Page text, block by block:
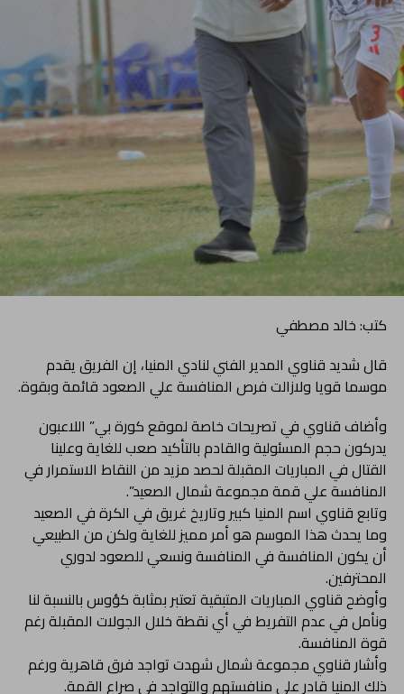
كتب: خالد مصطفي
قال شديد قناوي المدير الفني لنادي المنيا، إن الفريق يقدم
موسما قويا ولازالت فرص المنافسة علي الصعود قائمة وبقوة.
وأضاف قناوي في تصريحات خاصة لموقع كورة بي” اللاعبون
يدركون حجم المسئولية والقادم بالتأكيد صعب للغاية وعلينا
القتال في المباريات المقبلة لحصد مزيد من النقاط الاستمرار في
المنافسة علي قمة مجموعة شمال الصعيد”.
وتابع قناوي اسم المنيا كبير وتاريخ غريق في الكرة في الصعيد
وما يحدث هذا الموسم هو أمر مميز للغاية ولكن من الطبيعي
أن يكون المنافسة في المنافسة ونسعي للصعود لدوري
المحترفين.
وأوضح قناوي المباريات المتبقية تعتبر بمثابة كؤوس بالنسبة لنا
ونأمل في عدم التفريط في أي نقطة خلال الجولات المقبلة رغم
قوة المنافسة.
وأشار قناوي مجموعة شمال شهدت تواجد فرق قاهرية ورغم
ذلك المنيا قادر علي منافستهم والتواجد في صراع القمة.